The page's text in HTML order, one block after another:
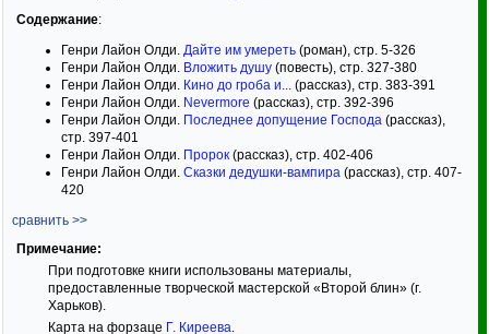
Содержание:
Генри Лайон Олди. Дайте им умереть (роман), стр. 5-326
Генри Лайон Олди. Вложить душу (повесть), стр. 327-380
Генри Лайон Олди. Кино до гроба и... (рассказ), стр. 383-391
Генри Лайон Олди. Nevermore (рассказ), стр. 392-396
Генри Лайон Олди. Последнее допущение Господа (рассказ),
стр. 397-401
Генри Лайон Олди. Пророк (рассказ), стр. 402-406
Генри Лайон Олди. Сказки дедушки-вампира (рассказ), стр. 407-
420
сравнить >>
Примечание:
При подготовке книги использованы материалы,
предоставленные творческой мастерской «Второй блин» (г.
Харьков).
Карта на форзаце Г. Киреева.